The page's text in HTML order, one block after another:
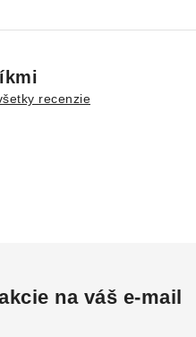
recenzie
na váš e-mail